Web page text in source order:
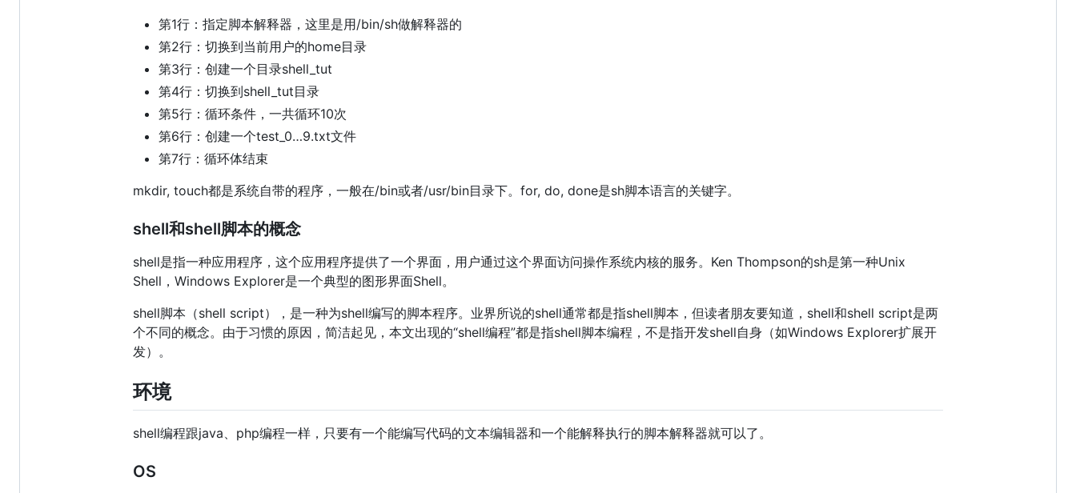
第1行：指定脚本解释器，这里是用/bin/sh做解释器的
第2行：切换到当前用户的home目录
第3行：创建一个目录shell_tut
第4行：切换到shell_tut目录
第5行：循环条件，一共循环10次
第6行：创建一个test_0…9.txt文件
第7行：循环体结束
mkdir, touch都是系统自带的程序，一般在/bin或者/usr/bin目录下。for, do, done是sh脚本语言的关键字。
shell和shell脚本的概念
shell是指一种应用程序，这个应用程序提供了一个界面，用户通过这个界面访问操作系统内核的服务。Ken Thompson的sh是第一种Unix
Shell，Windows Explorer是一个典型的图形界面Shell。
shell脚本（shell script），是一种为shell编写的脚本程序。业界所说的shell通常都是指shell脚本，但读者朋友要知道，shell和shell script是两
个不同的概念。由于习惯的原因，简洁起见，本文出现的“shell编程”都是指shell脚本编程，不是指开发shell自身（如Windows Explorer扩展开
发）。
环境
shell编程跟java、php编程一样，只要有一个能编写代码的文本编辑器和一个能解释执行的脚本解释器就可以了。
OS